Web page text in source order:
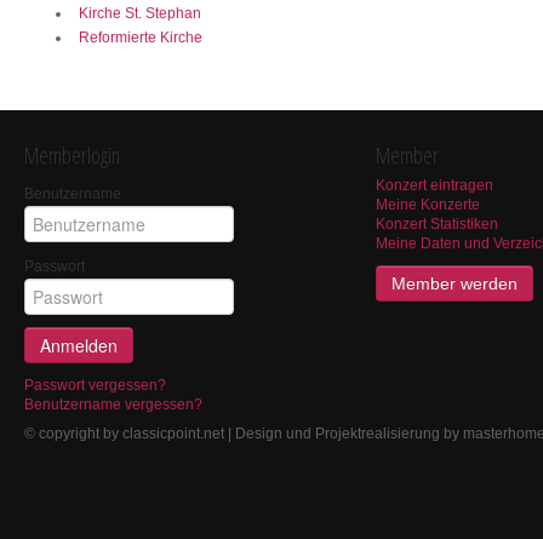
Kirche St. Stephan
Reformierte Kirche
Memberlogin
Benutzername
Passwort
Anmelden
Passwort vergessen?
Benutzername vergessen?
Member
Konzert eintragen
Meine Konzerte
Konzert Statistiken
Meine Daten und
Member werden
© copyright by classicpoint.net | Design und Projektrealisierung by